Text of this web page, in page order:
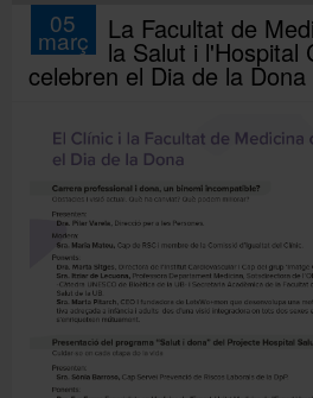
Recerca
Convocatòries i
Directori
Español
05
març La Facultat de
la Salut i l'Hospital
celebren el Dia de la Dona